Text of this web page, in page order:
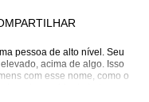
pessoa de alto nível. Seu
acima de algo. Isso
com esse nome, como o
legado na vida de todos ao